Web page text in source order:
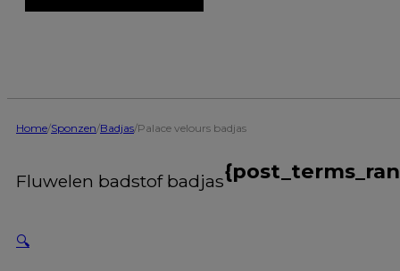
Home/Sponzen/Badjas/Palace velours badjas
Fluwelen badstof badjas
🔍